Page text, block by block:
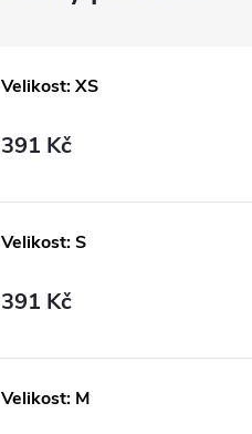
Velikost: XS
391 Kč
Velikost: S
391 Kč
Velikost: M